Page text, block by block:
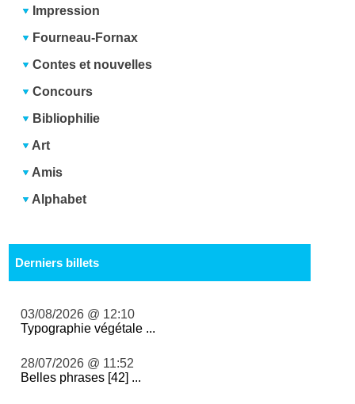
Impression
Fourneau-Fornax
Contes et nouvelles
Concours
Bibliophilie
Art
Amis
Alphabet
Derniers billets
03/08/2026 @ 12:10
Typographie végétale ...
28/07/2026 @ 11:52
Belles phrases [42] ...